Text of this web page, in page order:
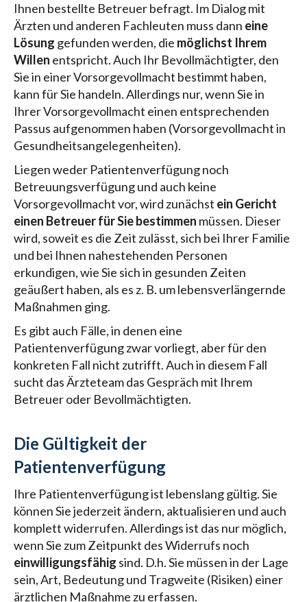
Ihnen bestellte Betreuer befragt. Im Dialog mit
Ärzten und anderen Fachleuten muss dann eine
Lösung gefunden werden, die möglichst Ihrem
Willen entspricht. Auch Ihr Bevollmächtigter, den
Sie in einer Vorsorgevollmacht bestimmt haben,
kann für Sie handeln. Allerdings nur, wenn Sie in
Ihrer Vorsorgevollmacht einen entsprechenden
Passus aufgenommen haben (Vorsorgevollmacht in
Gesundheitsangelegenheiten).
Liegen weder Patientenverfügung noch
Betreuungsverfügung und auch keine
Vorsorgevollmacht vor, wird zunächst ein Gericht
einen Betreuer für Sie bestimmen müssen. Dieser
wird, soweit es die Zeit zulässt, sich bei Ihrer Familie
und bei Ihnen nahestehenden Personen
erkundigen, wie Sie sich in gesunden Zeiten
geäußert haben, als es z. B. um lebensverlängernde
Maßnahmen ging.
Es gibt auch Fälle, in denen eine
Patientenverfügung zwar vorliegt, aber für den
konkreten Fall nicht zutrifft. Auch in diesem Fall
sucht das Ärzteteam das Gespräch mit Ihrem
Betreuer oder Bevollmächtigten.
Die Gültigkeit der
Patientenverfügung
Ihre Patientenverfügung ist lebenslang gültig. Sie
können Sie jederzeit ändern, aktualisieren und auch
komplett widerrufen. Allerdings ist das nur möglich,
wenn Sie zum Zeitpunkt des Widerrufs noch
einwilligungsfähig sind. D.h. Sie müssen in der Lage
sein, Art, Bedeutung und Tragweite (Risiken) einer
ärztlichen Maßnahme zu erfassen.